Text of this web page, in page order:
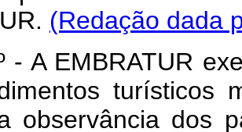
(Redação dada
- A EMBRATUR
turísticos
observância dos